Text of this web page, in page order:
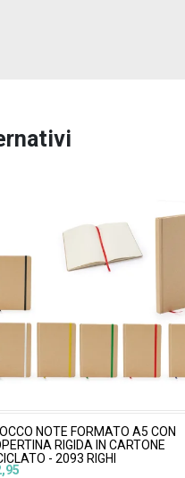
NOTE FORMATO A5 CON
RIGIDA IN CARTONE
- 2093 RIGHI